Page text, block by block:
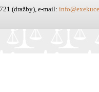
(dražby), e-mail: